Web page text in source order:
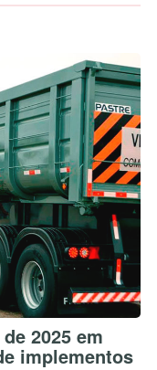
2025 em
implementos